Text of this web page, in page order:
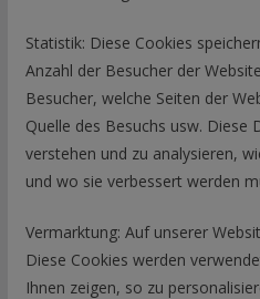
Statistik: Diese Cookies
Anzahl der Besucher der
Besucher, welche Seiten der
Quelle des Besuchs usw. Diese
verstehen und zu analysieren,
und wo sie verbessert werden
Vermarktung: Auf unserer
Diese Cookies werden
Ihnen zeigen, so zu